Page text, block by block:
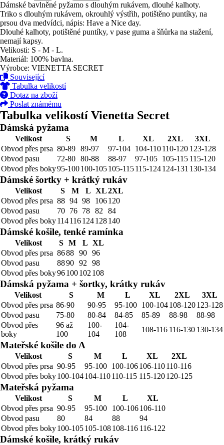
Dámské bavlněné pyžamo s dlouhým rukávem, dlouhé kalhoty.
Triko s dlouhým rukávem, okrouhlý výstřih, potištěno puntíky, na
prsou dva medvídci, nápis: Have a Nice day.
Dlouhé kalhoty, potištěné puntíky, v pase guma a šňůrka na stažení,
nemají kapsy.
Velikosti: S - M - L.
Materiál: 100% bavlna.
Výrobce: VIENETTA SECRET
Související
Tabulka velikostí
Dotaz na zboží
Poslat známému
Tabulka velikostí Vienetta Secret
Dámská pyžama
Velikost S M L XL 2XL
3XL
Obvod přes prsa 80-89 89-97 97-104 104-110110-120 123-128
Obvod pasu
72-80 80-88 88-97 97-105 105-115 115-120
Obvod přes boky95-100100-105105-115115-124124-131 130-134
Dámské šortky + krátký rukáv
Velikost S M L XL2XL
Obvod přes prsa 88 94 98 106120
Obvod pasu
70 76 78 82
84
Obvod přes boky114116124128140
Dámské košile, tenké ramínka
Velikost S M L XL
Obvod přes prsa 8688 90 96
Obvod pasu
8890 92
98
Obvod přes boky96100102 108
Dámská pyžama + šortky, krátky rukáv
Velikost S M L XL 2XL
3XL
Obvod přes prsa 86-90 90-95 95-100 100-104108-120123-128
Obvod pasu
75-80 80-84 84-85 85-89 88-98
88-98
Obvod přes
boky
96 až
100
100-
104
104-
108
108-116 116-130 130-134
Mateřské košile do A
Velikost S M L XL
2XL
Obvod přes prsa 90-95 95-100 100-106106-110110-116
Obvod přes boky100-104104-110110-115 115-120120-125
Mateřská pyžama
Velikost S M L
XL
Obvod přes prsa 90-95 95-100 100-106106-110
Obvod pasu
80 84 88
94
Obvod přes boky100-105105-108108-116 116-122
Dámské košile, krátký rukáv